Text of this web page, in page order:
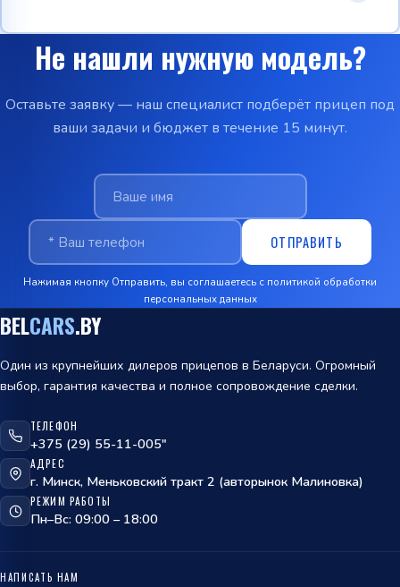
Не нашли нужную модель?
Оставьте заявку — наш специалист подберёт прицеп под
ваши задачи и бюджет в течение 15 минут.
ОТПРАВИТЬ
Нажимая кнопку Отправить, вы соглашаетесь с политикой обработки
персональных данных
BELCARS.BY
Один из крупнейших дилеров прицепов в Беларуси. Огромный
выбор, гарантия качества и полное сопровождение сделки.
ТЕЛЕФОН
+375 (29) 55-11-005"
АДРЕС
г. Минск, Меньковский тракт 2 (авторынок Малиновка)
РЕЖИМ РАБОТЫ
Пн–Вс: 09:00 – 18:00
НАПИСАТЬ НАМ